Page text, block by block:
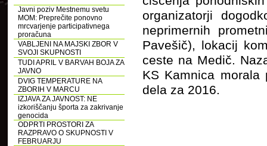
Javni poziv Mestnemu svetu
MOM: Preprečite ponovno
mrcvarjenje participativnega
proračuna
VABLJENI NA MAJSKI ZBOR V
SVOJI SKUPNOSTI
TUDI APRIL V BARVAH BOJA ZA
JAVNO
DVIG TEMPERATURE NA
ZBORIH V MARCU
IZJAVA ZA JAVNOST: NE
izkoriščanju športa za zakrivanje
genocida
ODPRTI PROSTORI ZA
RAZPRAVO O SKUPNOSTI V
FEBRUARJU
organizatorji
neprimernih
Pavešič), lokacij
ceste na Medič.
KS Kamnica
dela za 2016.